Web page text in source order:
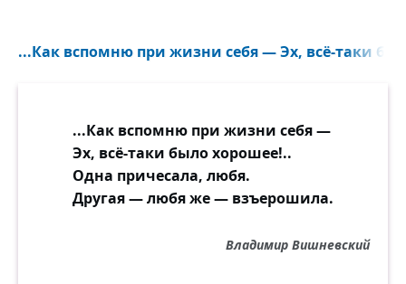
...Как вспомню при жизни себя — Эх, всё-таки
...Как вспомню при жизни себя —
Эх, всё-таки было хорошее!..
Одна причесала, любя.
Другая — любя же — взъерошила.
Владимир Вишневский